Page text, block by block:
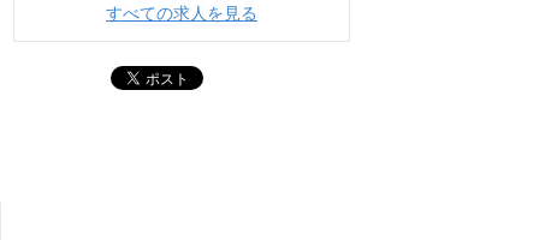
すべての求人を見る